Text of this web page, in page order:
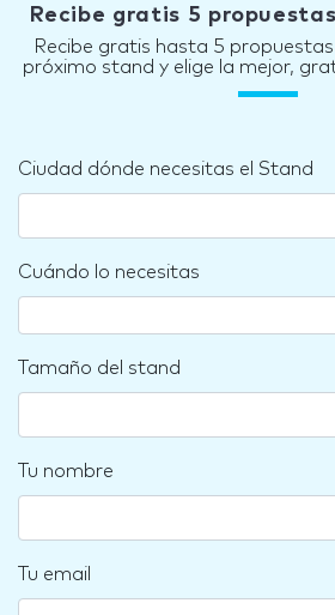
Recibe gratis 5
Recibe gratis hasta 5
próximo stand y elige la mejor,
Ciudad dónde necesitas el Stand
Cuándo lo necesitas
Tamaño del stand
Tu nombre
Tu email